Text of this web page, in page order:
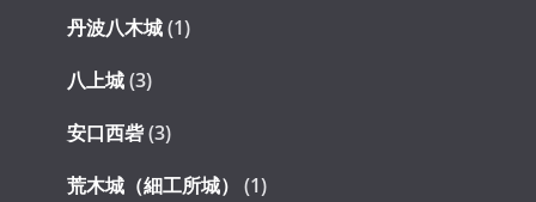
丹波八木城(1)
八上城(3)
安口西砦(3)
荒木城（細工所城） (1)